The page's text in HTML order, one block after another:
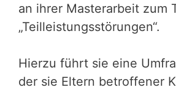
an ihrer Masterarbeit zum
„Teilleistungsstörungen“.
Hierzu führt sie eine
der sie Eltern betroffener